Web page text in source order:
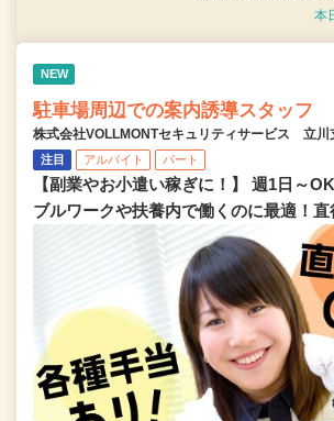
本
NEW
駐車場周辺での案内誘導スタッフ
株式会社VOLLMONTセキュリティサービス 立川
注目 アルバイト パート
【副業やお小遣い稼ぎに！】 週1日～
ブルワークや扶養内で働くのに最適！直